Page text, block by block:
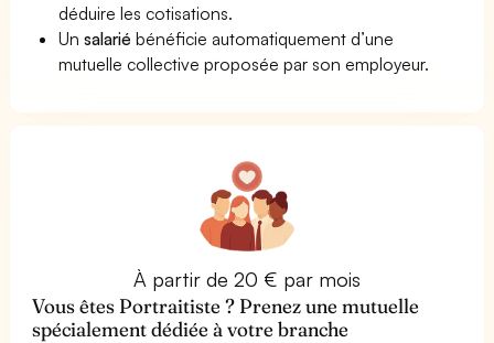
déduire les cotisations.
Unsalarié bénéficie automatiquement d’une
mutuelle collective proposée par son employeur.
À partir de 20 € par mois
Vous êtes Portraitiste ? Prenez une mutuelle
spécialement dédiée à votre branche